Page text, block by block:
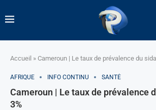
Accueil » Cameroun | Le taux de prévalence du
AFRIQUE INFO CONTINU SANTÉ
Cameroun | Le taux de prévalence
3%